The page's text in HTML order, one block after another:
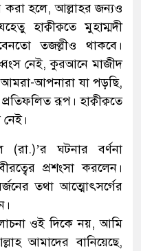
করা হলে, আল্লাহর জন্যও
হাক্বীক্বতে মুহাম্মদী
তজল্লীও থাকবে।
নেই, কুরআনে মাজীদ
আমরা-আপনারা যা পড়ছি,
রূপ। হাক্বীক্বতে
ঘটনার বর্ণনা
প্রশংসা করলেন।
তথা আত্মোৎসর্গের
ওই দিকে নয়, আমি
আমাদের বানিয়েছে,